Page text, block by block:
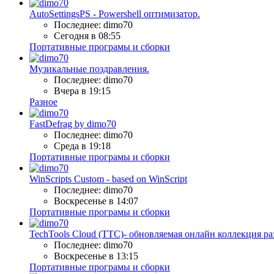
AutoSettingsPS - Powershell оптимизатор.
Последнее: dimo70
Сегодня в 08:55
Портативные програмы и сборки
Музикальные поздравления.
Последнее: dimo70
Вчера в 19:15
Разное
FastDefrag by dimo70
Последнее: dimo70
Среда в 19:18
Портативные програмы и сборки
WinScripts Custom - based on WinScript
Последнее: dimo70
Воскресенье в 14:07
Портативные програмы и сборки
TechTools Cloud (TTC)- обновляемая онлайн коллекция
Последнее: dimo70
Воскресенье в 13:15
Портативные програмы и сборки